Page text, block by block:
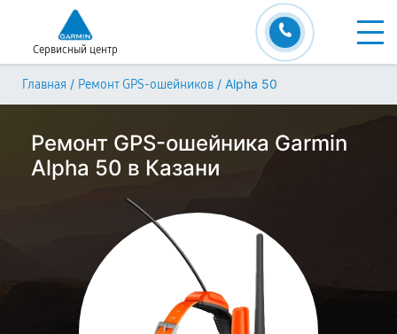
Сервисный центр
Главная / Ремонт GPS-ошейников / Alpha 50
Ремонт GPS-ошейника Garmin
Alpha 50 в Казани